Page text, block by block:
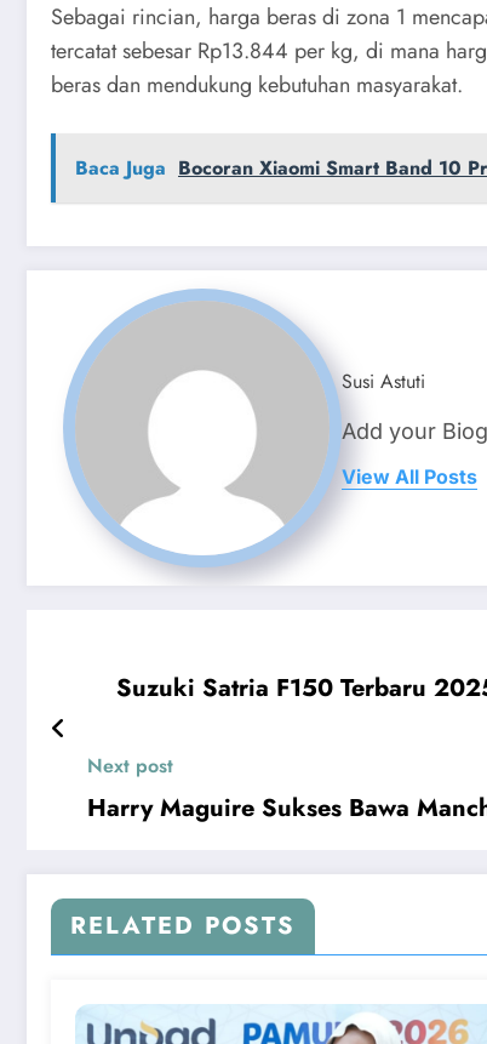
Sebagai rincian, harga beras di zona 1
tercatat sebesar Rp13.844 per kg, di mana
beras dan mendukung kebutuhan masyarakat.
Baca Juga Bocoran Xiaomi Smart Band 10
Susi Astuti
Add your
View All Posts
Suzuki Satria F150 Terbaru
Next post
Harry Maguire Sukses Bawa
RELATED POSTS